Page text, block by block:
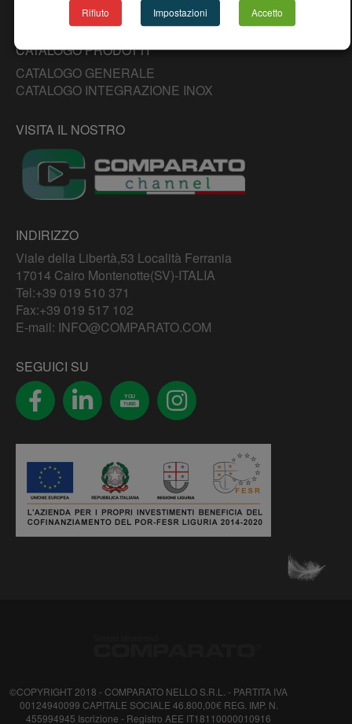
INFORMATIVA EROGAZIONI PUBBLICHE 2024
CATALOGO PRODOTTI
CATALOGO GENERALE
CATALOGO INTEGRAZIONE INOX
VISITA IL NOSTRO
INDIRIZZO
Viale della Libertà,53 Località Ferrania
17014 Cairo Montenotte(SV)-ITALIA
Tel:+39 019 510 371
Fax:+39 019 517 102
E-mail: INFO@COMPARATO.COM
SEGUICI SU
YOU
TUBE
©COPYRIGHT 2018 - COMPARATO NELLO S.R.L. - PARTITA IVA
00124940099 CAPITALE SOCIALE 46.800,00€ REG. IMP. N.
455994945 Iscrizione - Registro AEE IT18110000010916
Rifiuto Impostazioni Accetto